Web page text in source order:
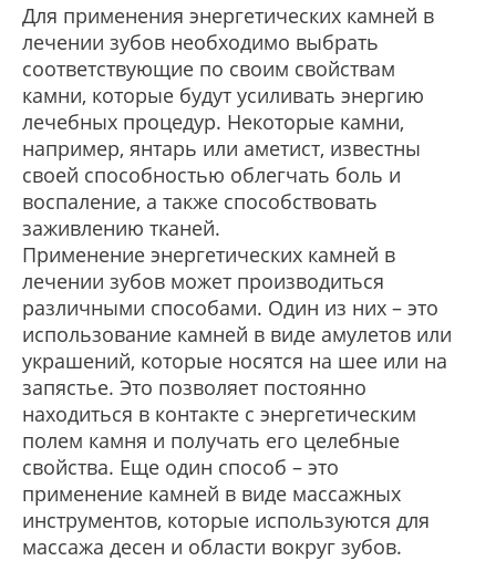
Для применения энергетических камней в
лечении зубов необходимо выбрать
соответствующие по своим свойствам
камни, которые будут усиливать энергию
лечебных процедур. Некоторые камни,
например, янтарь или аметист, известны
своей способностью облегчать боль и
воспаление, а также способствовать
заживлению тканей.
Применение энергетических камней в
лечении зубов может производиться
различными способами. Один из них – это
использование камней в виде амулетов или
украшений, которые носятся на шее или на
запястье. Это позволяет постоянно
находиться в контакте с энергетическим
полем камня и получать его целебные
свойства. Еще один способ – это
применение камней в виде массажных
инструментов, которые используются для
массажа десен и области вокруг зубов.